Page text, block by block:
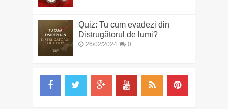
Quiz: Tu cum evadezi din
Distrugătorul de lumi?
26/02/2024 0